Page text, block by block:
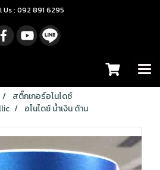
Us : 092 891 6295
สติ๊กเกอร์อโนไดซ์
อโนไดซ์ น้ำเงิน ด้าน